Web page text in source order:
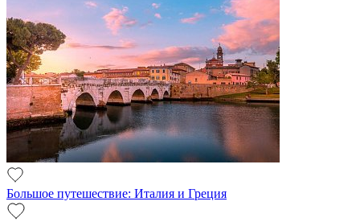
Большое путешествие: Италия и Греция